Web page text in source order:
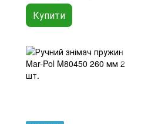
Купити